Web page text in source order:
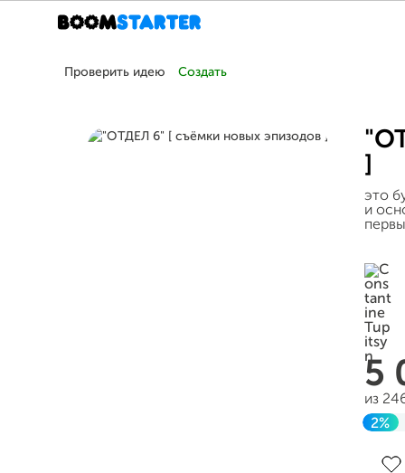
Проверить идею Создать
это
и
5
из
2%